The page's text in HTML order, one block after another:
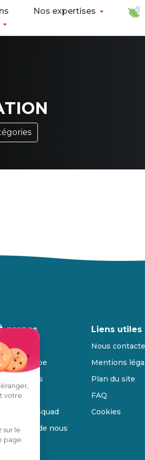
votre
sur le
page.
Nos expertises
propos
Nos avis
équipe
Nos régions
Blog de la Squad
parlent de nous
Liens utiles
Nous
Mentions
Plan du site
FAQ
Cookies